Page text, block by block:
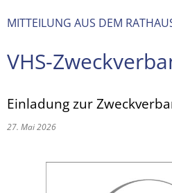
MITTEILUNG AUS DEM
VHS-
Einladung zur
27. Mai 2026